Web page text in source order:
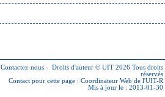
Contactez-nous - Droits d'auteur © UIT 2026 Tous droits
réservés
Contact pour cette page : Coordinateur Web de l'UIT-R
Mis à jour le : 2013-01-30